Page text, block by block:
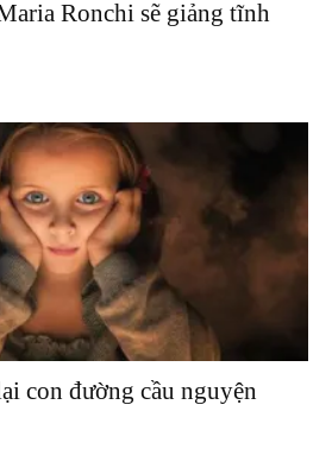
Ronchi sẽ giảng tĩnh
con đường cầu nguyện